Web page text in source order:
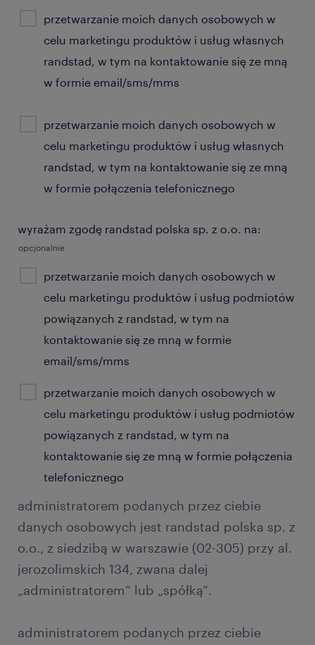
przetwarzanie moich danych osobowych w
celu marketingu produktów i usług własnych
randstad, w tym na kontaktowanie się ze mną
w formie email/sms/mms
przetwarzanie moich danych osobowych w
celu marketingu produktów i usług własnych
randstad, w tym na kontaktowanie się ze mną
w formie połączenia telefonicznego
wyrażam zgodę randstad polska sp. z o.o. na:
opcjonalnie
przetwarzanie moich danych osobowych w
celu marketingu produktów i usług podmiotów
powiązanych z randstad, w tym na
kontaktowanie się ze mną w formie
email/sms/mms
przetwarzanie moich danych osobowych w
celu marketingu produktów i usług podmiotów
powiązanych z randstad, w tym na
kontaktowanie się ze mną w formie połączenia
telefonicznego
administratorem podanych przez ciebie
danych osobowych jest randstad polska sp. z
o.o., z siedzibą w warszawie (02-305) przy al.
jerozolimskich 134, zwana dalej
„administratorem” lub „spółką”.
administratorem podanych przez ciebie